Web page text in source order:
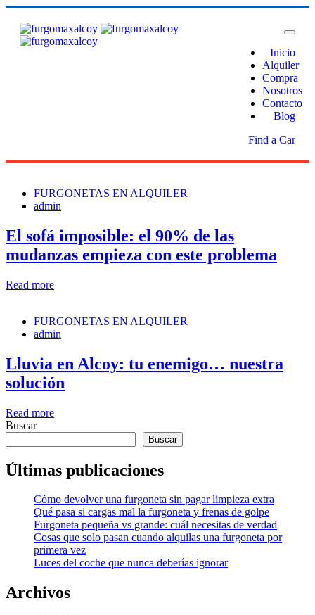
Inicio
Alquiler
Compra
Nosotros
Contacto
Blog
Find a Car
FURGONETAS EN ALQUILER
admin
El sofá imposible: el 90% de las
mudanzas empieza con este problema
Read more
FURGONETAS EN ALQUILER
admin
Lluvia en Alcoy: tu enemigo… nuestra
solución
Read more
Buscar
Buscar
Últimas publicaciones
Cómo devolver una furgoneta sin pagar limpieza extra
Qué pasa si cargas mal la furgoneta y frenas de golpe
Furgoneta pequeña vs grande: cuál necesitas de verdad
Cosas que solo pasan cuando alquilas una furgoneta por
primera vez
Luces del coche que nunca deberías ignorar
Archivos